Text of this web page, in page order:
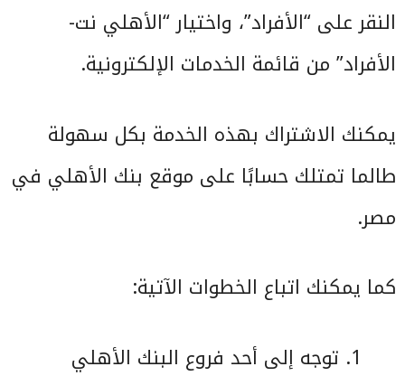
النقر على “الأفراد”، واختيار “الأهلي نت-
الأفراد” من قائمة الخدمات الإلكترونية.
يمكنك الاشتراك بهذه الخدمة بكل سهولة
طالما تمتلك حسابًا على موقع بنك الأهلي في
مصر.
كما يمكنك اتباع الخطوات الآتية:
توجه إلى أحد فروع البنك الأهلي